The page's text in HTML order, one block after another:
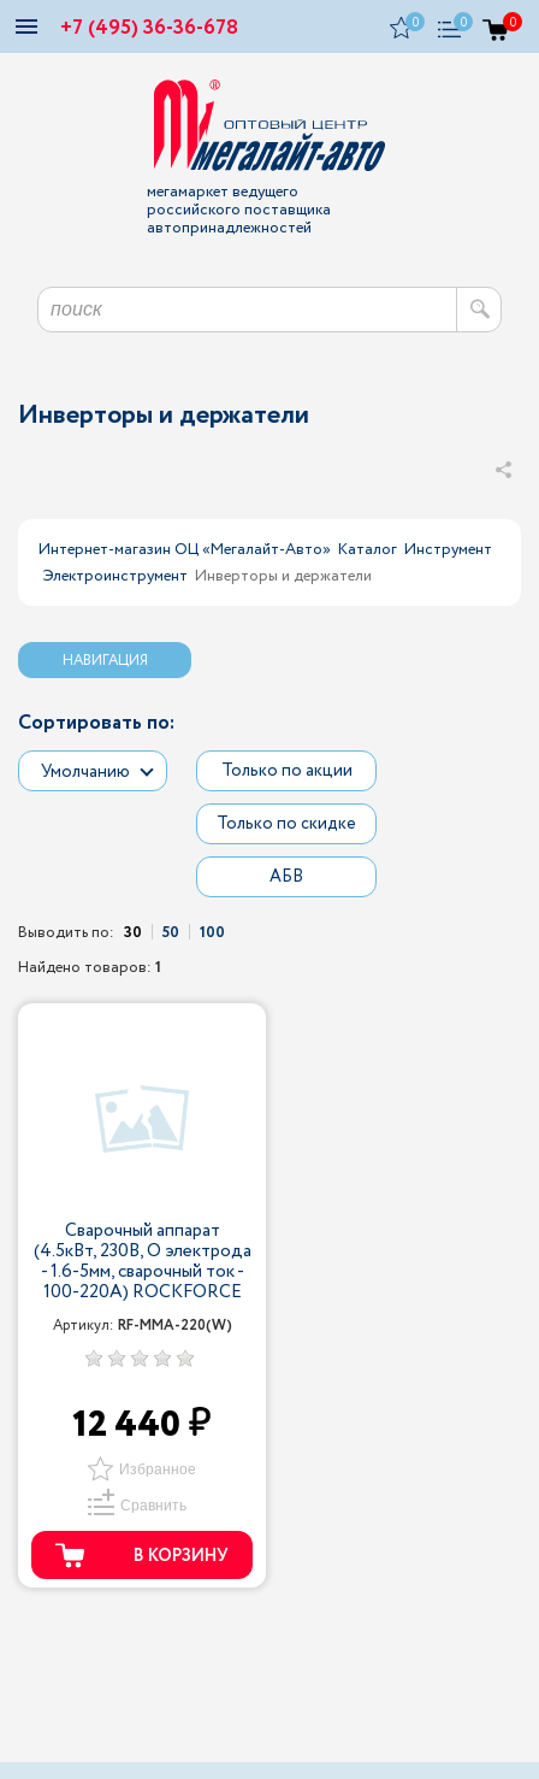
+7 (495) 36-36-678 0 0 0
мегамаркет ведущего
российского поставщика
автопринадлежностей
Инверторы и держатели
Интернет-магазин ОЦ «Мегалайт-Авто» Каталог Инструмент
Электроинструмент Инверторы и держатели
НАВИГАЦИЯ
Сортировать по:
Умолчанию Только по акции
Только по скидке
АБВ
Выводить по: 30 50
100
Найдено товаров: 1
Сварочный аппарат
(4.5кВт, 230В, O электрода
- 1.6-5мм, сварочный ток -
100-220А) ROCKFORCE
Артикул: RF-MMA-220(W)
12 440
Избранное
Сравнить
В КОРЗИНУ